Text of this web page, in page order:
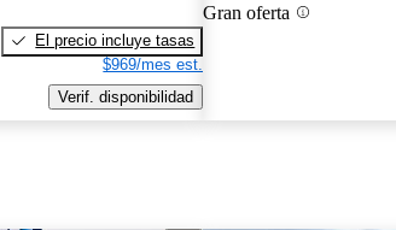
El precio incluye tasas
$969/mes est.
Verif. disponibilidad
Gran oferta